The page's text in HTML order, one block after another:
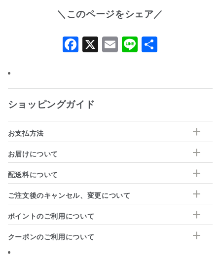
＼このページをシェア／
Facebook
X Email
Line
ショッピングガイド
お支払方法
お届けについて
配送料について
ご注文後のキャンセル、変更について
ポイントのご利用について
クーポンのご利用について